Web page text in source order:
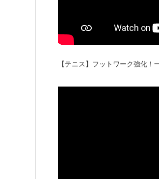
【テニス】フットワーク強化